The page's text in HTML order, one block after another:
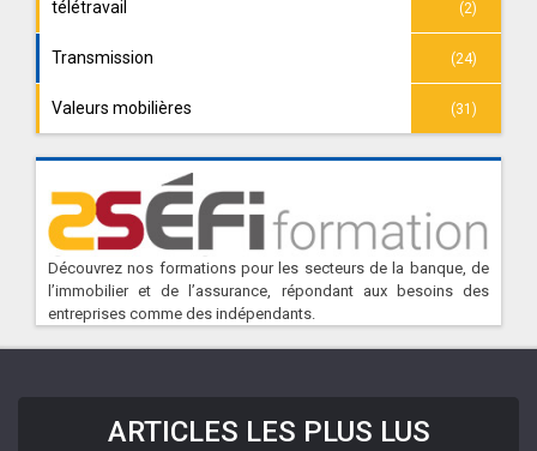
télétravail (2)
Transmission (24)
Valeurs mobilières (31)
Découvrez nos formations pour les secteurs de la banque, de
l’immobilier et de l’assurance, répondant aux besoins des
entreprises comme des indépendants.
ARTICLES LES PLUS LUS